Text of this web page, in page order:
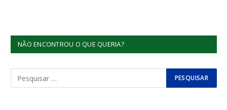
NÃO ENCONTROU O QUE QUERIA?